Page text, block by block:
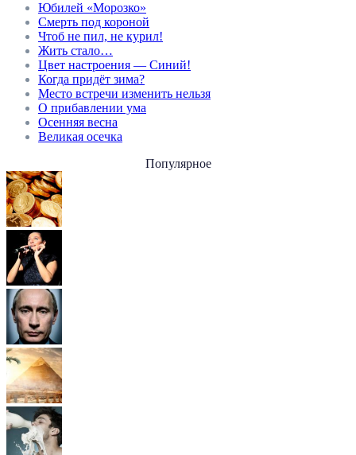
Юбилей «Морозко»
Смерть под короной
Чтоб не пил, не курил!
Жить стало…
Цвет настроения — Синий!
Когда придёт зима?
Место встречи изменить нельзя
О прибавлении ума
Осенняя весна
Великая осечка
Популярное